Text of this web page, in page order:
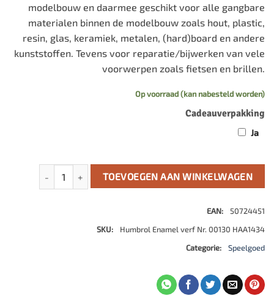
modelbouw en daarmee geschikt voor alle gangbare
materialen binnen de modelbouw zoals hout, plastic,
resin, glas, keramiek, metalen, (hard)board en andere
kunststoffen. Tevens voor reparatie/bijwerken van vele
voorwerpen zoals fietsen en brillen.
Op voorraad (kan nabesteld worden)
Cadeauverpakking
Ja
Enamel verf Nr. 130 White Satin 14 Ml aantal
TOEVOEGEN AAN WINKELWAGEN
EAN:
50724451
SKU:
Humbrol Enamel verf Nr. 00130 HAA1434
Categorie:
Speelgoed